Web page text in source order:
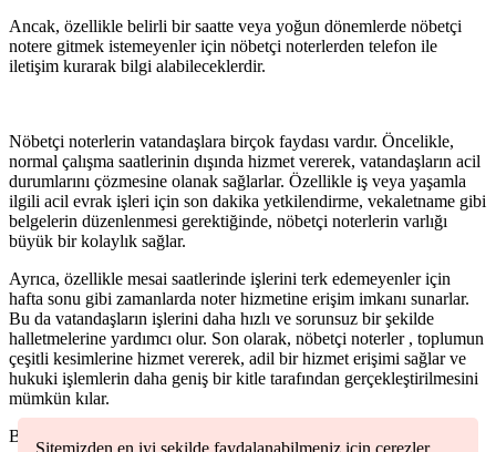
Sitemizden en iyi şekilde faydalanabilmeniz için çerezler
Ancak, özellikle belirli bir saatte veya yoğun dönemlerde nöbetçi
notere gitmek istemeyenler için nöbetçi noterlerden telefon ile
iletişim kurarak bilgi alabileceklerdir.
Nöbetçi noterlerin vatandaşlara birçok faydası vardır. Öncelikle,
normal çalışma saatlerinin dışında hizmet vererek, vatandaşların acil
durumlarını çözmesine olanak sağlarlar. Özellikle iş veya yaşamla
ilgili acil evrak işleri için son dakika yetkilendirme, vekaletname gibi
belgelerin düzenlenmesi gerektiğinde, nöbetçi noterlerin varlığı
büyük bir kolaylık sağlar.
Ayrıca, özellikle mesai saatlerinde işlerini terk edemeyenler için
hafta sonu gibi zamanlarda noter hizmetine erişim imkanı sunarlar.
Bu da vatandaşların işlerini daha hızlı ve sorunsuz bir şekilde
halletmelerine yardımcı olur. Son olarak, nöbetçi noterler , toplumun
çeşitli kesimlerine hizmet vererek, adil bir hizmet erişimi sağlar ve
hukuki işlemlerin daha geniş bir kitle tarafından gerçekleştirilmesini
mümkün kılar.
Bu yönüyle,